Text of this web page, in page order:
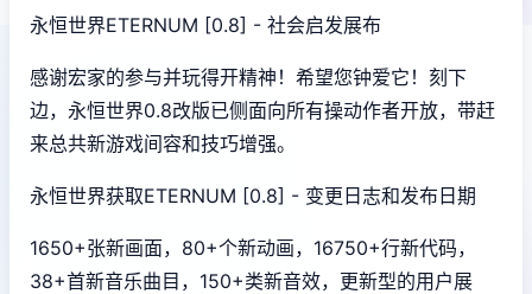
永恒世界ETERNUM [0.8] - 社会启发展布
感谢宏家的参与并玩得开精神！希望您钟爱它！刻下
边，永恒世界0.8改版已侧面向所有操动作者开放，带赶
来总共新游戏间容和技巧增强。
永恒世界获取ETERNUM [0.8] - 变更日志和发布日期
1650+张新画面，80+个新动画，16750+行新代码，
38+首新音乐曲目，150+类新音效，更新型的用户展